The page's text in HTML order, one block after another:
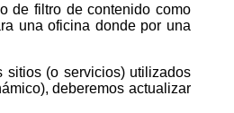
de filtro de contenido como
una oficina donde por una
deberemos actualizar